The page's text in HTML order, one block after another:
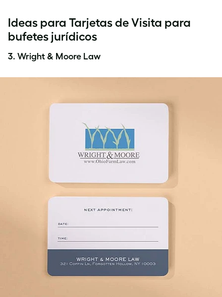
Ideas para Tarjetas de Visita para
bufetes jurídicos
3. Wright & Moore Law